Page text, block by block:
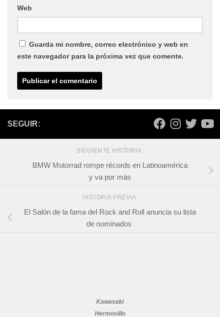
Web
Guarda mi nombre, correo electrónico y web en
este navegador para la próxima vez que comente.
SEGUIR:
SIGUIENTE HISTORIA
BMW Motorrad rompe récords en Latinoamérica
y va por más
HISTORIA PREVIA
El Salón de la fama del Rock and Roll anuncia su lista
de nominados
Kawasaki
Hermosillo